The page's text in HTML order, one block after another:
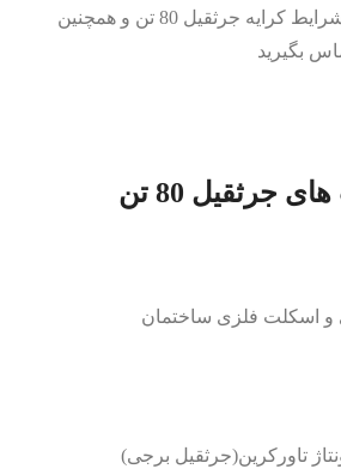
جهت استعلام قیمت و شرایط کرایه جرثقیل 80 تن و همچنین
بگیرید
جرثقیل 80 تن
و اسکلت فلزی ساختمان
تاورکرین(جرثقیل برجی)